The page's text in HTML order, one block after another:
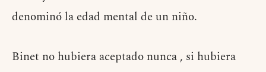
denominó la edad mental de un niño.
Binet no hubiera aceptado nunca , si hubiera